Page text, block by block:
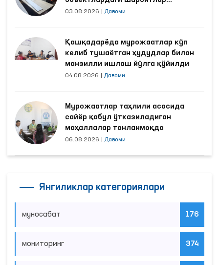
яхшиланди
03.08.2026 Давоми
Қашқадарёда мурожаатлар кўп
келиб тушаётган ҳудудлар билан
манзилли ишлаш йўлга қўйилди
04.08.2026 Давоми
Мурожаатлар таҳлили асосида
сайёр қабул ўтказиладиган
маҳаллалар танланмоқда
06.08.2026 Давоми
Янгиликлар категориялари
муносабат 176
мониторинг 374